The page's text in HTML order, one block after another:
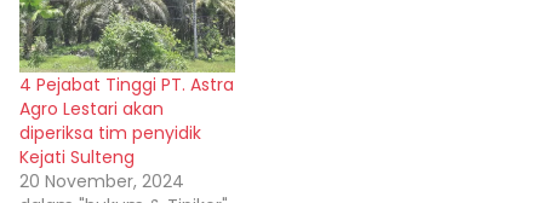
4 Pejabat Tinggi PT. Astra
Agro Lestari akan
diperiksa tim penyidik
Kejati Sulteng
20 November, 2024